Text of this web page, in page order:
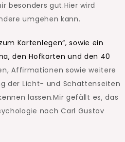
besonders gut.Hier wird
umgehen kann.
Kartenlegen“, sowie ein
den Hofkarten und den 40
Affirmationen sowie weitere
der Licht- und Schattenseiten
lassen.Mir gefällt es, das
nach Carl Gustav